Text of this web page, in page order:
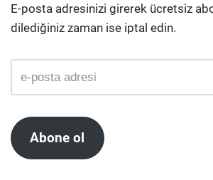
E-posta adresinizi girerek ücretsiz
dilediğiniz zaman ise iptal edin.
Abone ol